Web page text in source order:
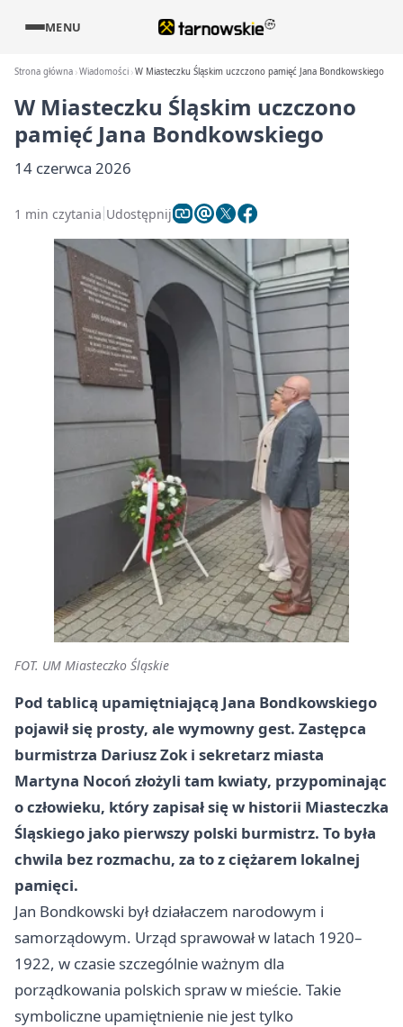
MENU
Strona główna Wiadomości W Miasteczku Śląskim uczczono pamięć Jana Bondkowskiego
W Miasteczku Śląskim uczczono
pamięć Jana Bondkowskiego
14 czerwca 2026
1 min czytania Udostępnij
FOT. UM Miasteczko Śląskie
Pod tablicą upamiętniającą Jana Bondkowskiego
pojawił się prosty, ale wymowny gest. Zastępca
burmistrza Dariusz Zok i sekretarz miasta
Martyna Nocoń złożyli tam kwiaty, przypominając
o człowieku, który zapisał się w historii Miasteczka
Śląskiego jako pierwszy polski burmistrz. To była
chwila bez rozmachu, za to z ciężarem lokalnej
pamięci.
Jan Bondkowski był działaczem narodowym i
samorządowym. Urząd sprawował w latach 1920–
1922, w czasie szczególnie ważnym dla
porządkowania polskich spraw w mieście. Takie
symboliczne upamiętnienie nie jest tylko